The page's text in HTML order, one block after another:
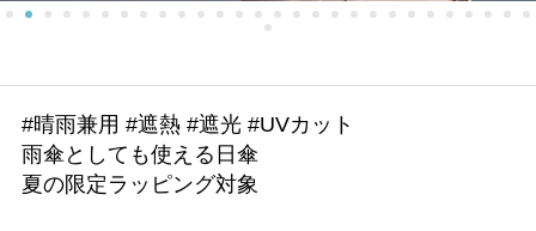
#晴雨兼用 #遮熱 #遮光 #UVカット
雨傘としても使える日傘
夏の限定ラッピング対象